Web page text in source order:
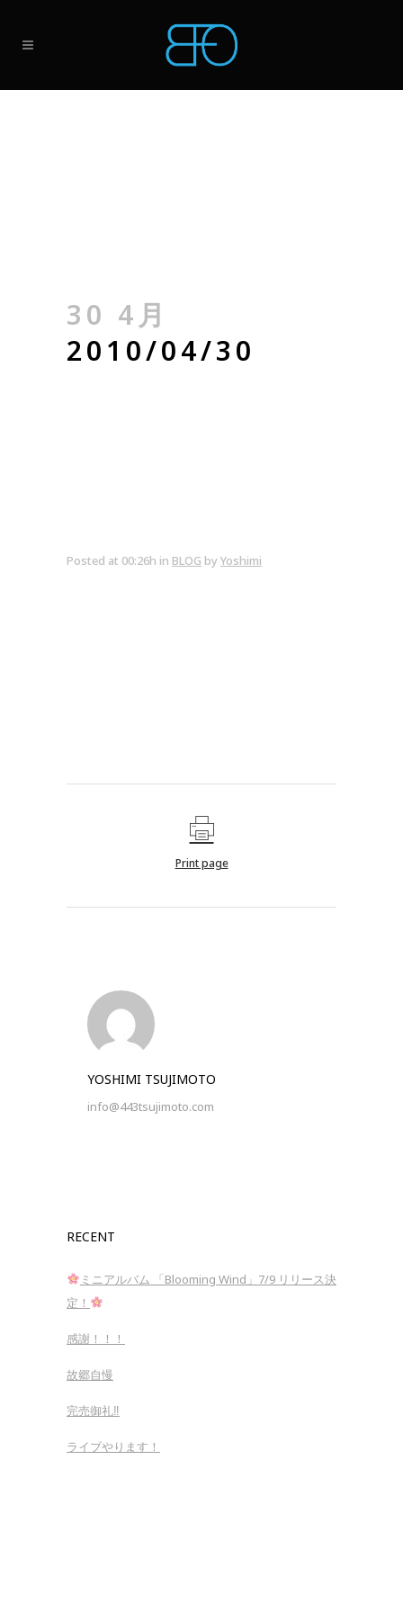
30 4月
2010/04/30
Posted at 00:26h in BLOG byYoshimi
Print page
YOSHIMI TSUJIMOTO
info@443tsujimoto.com
RECENT
ミニアルバム 「Blooming Wind」7/9 リリース決
定！
感謝！！！
故郷自慢
完売御礼‼︎
ライブやります！